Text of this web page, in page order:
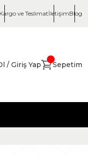
Kargo ve TeslimatİletişimBlog
/ Giriş Yap Sepetim